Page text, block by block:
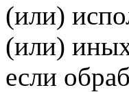
(или)
(или)
если